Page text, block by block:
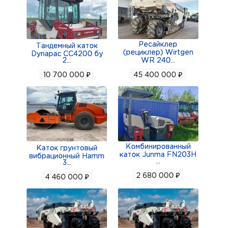
Тандемный каток
Dynapac CC4200 бу
2
10 700 000 ₽
Ресайклер
(рециклер) Wirtgen
WR 240
45 400 000 ₽
Каток грунтовый
вибрационный Hamm
3
4 460 000 ₽
Комбинированный
каток Junma FN203H
2 680 000 ₽